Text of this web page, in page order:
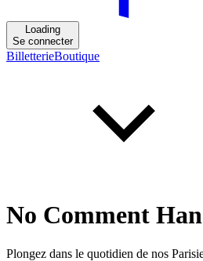
Loading
Se connecter
BilletterieBoutique
No Comment
Plongez dans le quotidien de nos